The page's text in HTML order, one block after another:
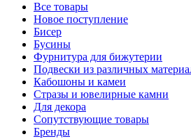
Все товары
Новое поступление
Бисер
Бусины
Фурнитура для бижутерии
Подвески из различных
Кабошоны и камеи
Стразы и ювелирные камни
Для декора
Сопутствующие товары
Бренды